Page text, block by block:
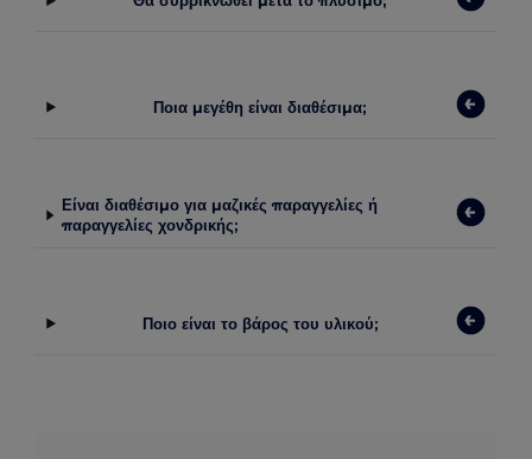
Ποια μεγέθη είναι διαθέσιμα;
Είναι διαθέσιμο για μαζικές παραγγελίες ή
παραγγελίες χονδρικής;
Ποιο είναι το βάρος του υλικού;